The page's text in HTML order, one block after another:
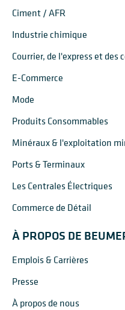
Ciment / AFR
Industrie chimique
Courrier, de l'express et des
E-Commerce
Mode
Produits Consommables
Minéraux & l'exploitation
Ports & Terminaux
Les Centrales Électriques
Commerce de Détail
À PROPOS DE
Emplois & Carrières
Presse
À propos de nous